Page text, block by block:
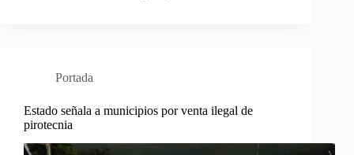
Portada
Estado señala a municipios por venta ilegal de
pirotecnia